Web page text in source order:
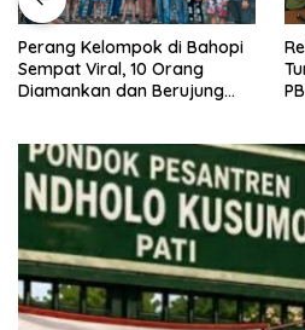
Perang Kelompok di Bahopi
Sempat Viral, 10 Orang
Diamankan dan Berujung